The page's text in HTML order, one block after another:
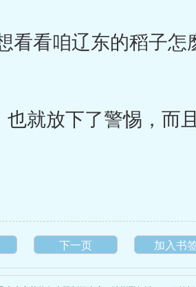
看咱辽东的稻子怎
就放下了警惕，而
下一页 加入书